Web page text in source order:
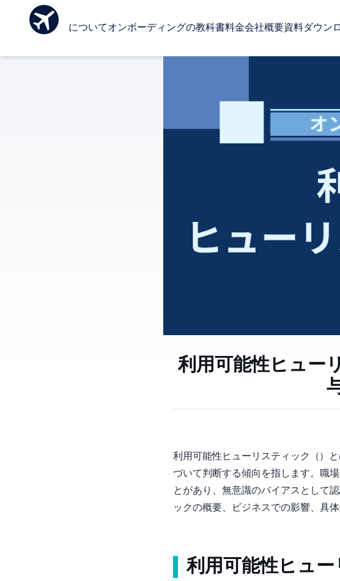
Ombo についてオンボーディングの教科書料金会社概要資料ダウン
利用可能性ヒュー
利用可能性ヒューリスティック（
づいて判断する傾向を指します。職
とがあり、無意識のバイアスとして
ックの概要、ビジネスでの影響、具
利用可能性ヒュ